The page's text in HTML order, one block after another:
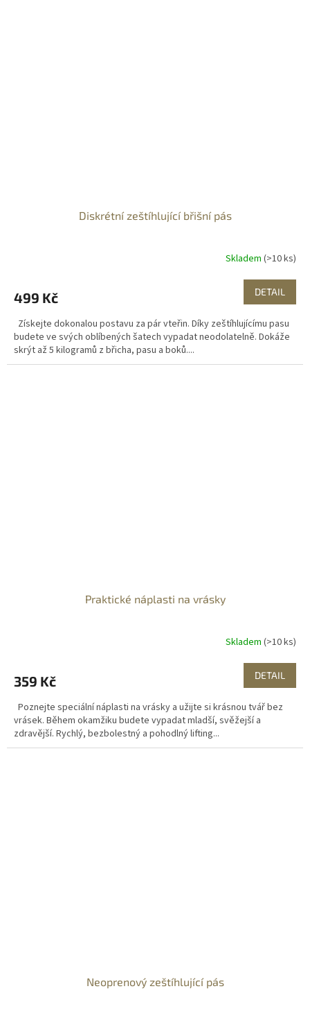
Diskrétní zeštíhlující břišní pás
Skladem (>10 ks)
499 Kč DETAIL
Získejte dokonalou postavu za pár vteřin. Díky zeštíhlujícímu pasu
budete ve svých oblíbených šatech vypadat neodolatelně. Dokáže
skrýt až 5 kilogramů z břicha, pasu a boků....
Praktické náplasti na vrásky
Skladem (>10 ks)
359 Kč DETAIL
Poznejte speciální náplasti na vrásky a užijte si krásnou tvář bez
vrásek. Během okamžiku budete vypadat mladší, svěžejší a
zdravější. Rychlý, bezbolestný a pohodlný lifting...
Neoprenový zeštíhlující pás